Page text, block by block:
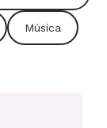
Música